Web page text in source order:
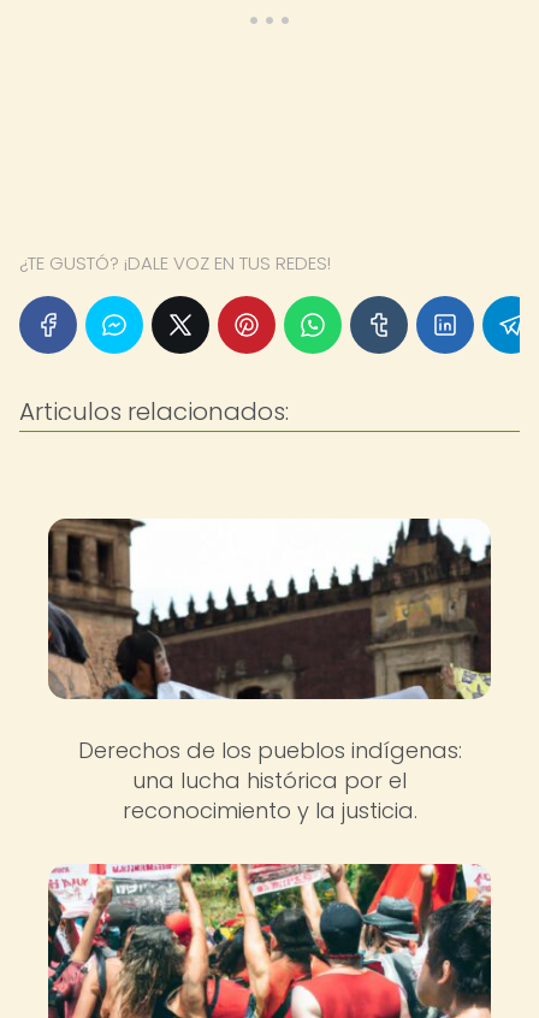
¿TE GUSTÓ? ¡DALE VOZ EN TUS REDES!
Articulos relacionados:
Derechos de los pueblos indígenas:
una lucha histórica por el
reconocimiento y la justicia.